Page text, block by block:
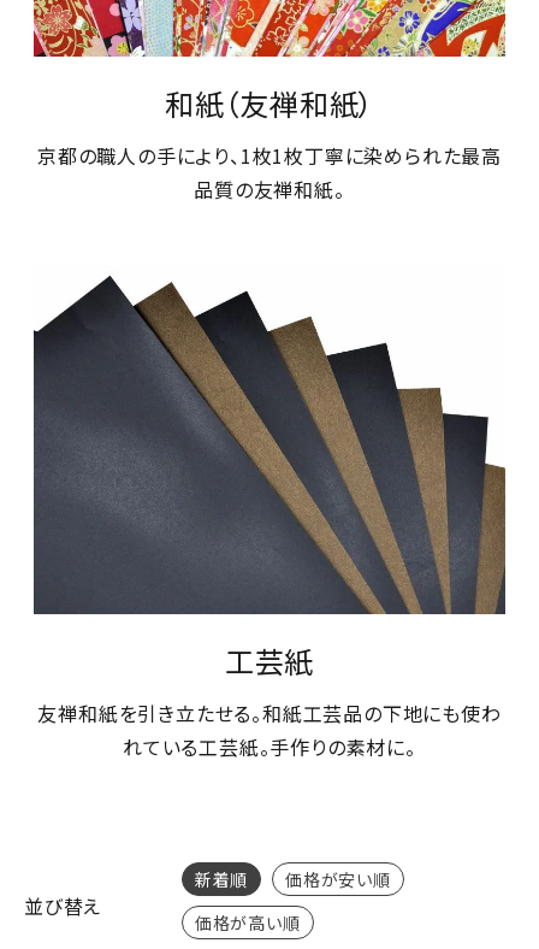
コーポレートサイト
介護施設関係の方へ
最新のチラシはこちら
ACCOUNT MENU
ようこそ ゲスト 様
person 会員登録
和紙（友禅和紙）
京都の職人の手により、1枚1枚丁寧に染められた最高
品質の友禅和紙。
工芸紙
友禅和紙を引き立たせる。和紙工芸品の下地にも使わ
れている工芸紙。手作りの素材に。
並び替え
新着順
価格が安い順
価格が高い順